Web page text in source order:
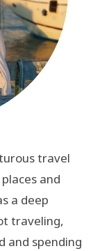
travel
and
a deep
traveling,
and spending